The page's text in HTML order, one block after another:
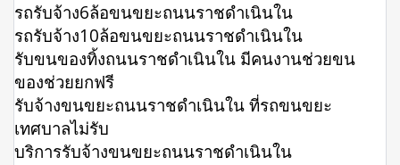
รถรับจ้าง6ล้อขนขยะถนนราชดำเนินใน
รถรับจ้าง10ล้อขนขยะถนนราชดำเนินใน
รับขนของทิ้งถนนราชดำเนินใน มีคนงานช่วยขน
ของช่วยยกฟรี
รับจ้างขนขยะถนนราชดำเนินใน ที่รถขนขยะ
เทศบาลไม่รับ
บริการรับจ้างขนขยะถนนราชดำเนินใน